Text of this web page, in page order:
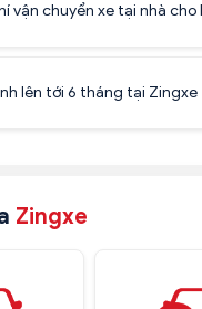
vận chuyển xe tại nhà cho
lên tới 6 tháng tại
Zingxe